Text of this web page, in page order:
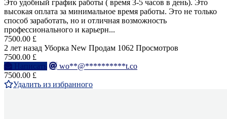
Это удобный график работы ( время 3-5 часов в день). Это
высокая оплата за минимальное время работы. Это не только
способ заработать, но и отличная возможность
профессионального и карьерн...
7500.00 £
2 лет назад Уборка New Продам 1062 Просмотров
7500.00 £
Написать
wo**@**********t.co
7500.00 £
Удалить из избранного